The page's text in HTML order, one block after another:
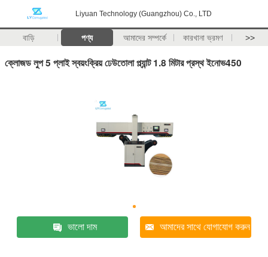
Liyuan Technology (Guangzhou) Co., LTD
বাড়ি পণ্য আমাদের সম্পর্কে কারখানা ভ্রমণ >>
ক্লোজড লুপ 5 প্লাই স্বয়ংক্রিয় ঢেউতোলা প্ল্যান্ট 1.8 মিটার প্রস্থ ইনোভ450
ভালো দাম আমাদের সাথে যোগাযোগ করুন